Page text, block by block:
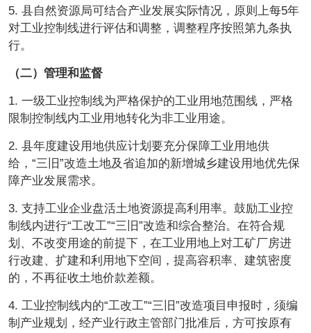
5. 县自然资源局可结合产业发展实际情况，原则上每5年
对工业控制线进行评估和调整，调整程序按照第九条执
行。
（二） 管理和监督
1. 一级工业控制线为严格保护的工业用地范围线，严格
限制控制线内工业用地转化为非工业用途。
2. 县年度建设用地供应计划要充分保障工业用地供
给，“三旧”改造土地及省追加的新增城乡建设用地优先保
障产业发展需求。
3. 支持工业企业盘活土地资源提高利用率。鼓励工业控
制线内进行“工改工”“三旧”改造和综合整治。在符合规
划、不改变用途的前提下，在工业用地上对工矿厂房进
行改建、扩建和利用地下空间，提高容积率、建筑密度
的，不再征收土地价款差额。
4. 工业控制线内的“工改工”“三旧”改造项目申报时，须编
制产业规划，经产业行政主管部门批准后，方可按原有